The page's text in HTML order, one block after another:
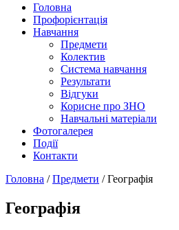
Головна
Профорієнтація
Навчання
Предмети
Колектив
Система навчання
Результати
Відгуки
Корисне про ЗНО
Навчальні матеріали
Фотогалерея
Події
Контакти
Головна /Предмети /Географія
Географія